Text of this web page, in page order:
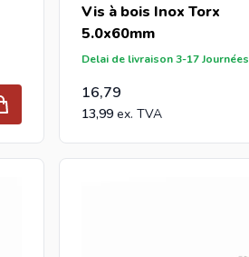
Vis à bois Inox Torx
5.0x60mm
Delai de livraison 3-17 Journées
16,79
13,99